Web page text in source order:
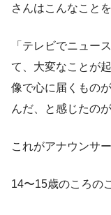
さんはこんなこと
「テレビでニュー
て、大変なことが
像で心に届くもの
んだ、と感じたの
これがアナウンサ
14〜15歳のころの